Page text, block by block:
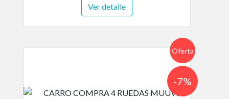
Ver detalle
Oferta
-7%